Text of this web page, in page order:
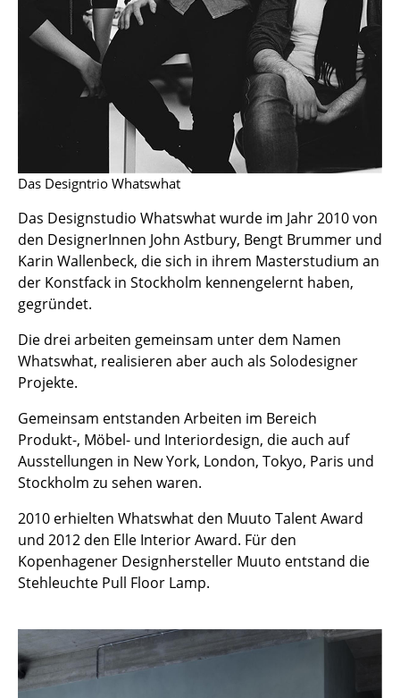
Regale & Schränke
Bücherregale
Wandregale
Sideboards & Kommoden
TV Möbel
Beistell- & Rollcontainer
Barmöbel
Garderoben
Kleinaufbewahrung
Einzelteile
... alle Aufbewahrungsmöbel
Licht
Hängeleuchten & Deckenleuchten
Schreibtischleuchten
Stehleuchten & Leseleuchten
Wandleuchten
Outdoor-Leuchten
Das Designtrio Whatswhat
Das Designstudio Whatswhat wurde im Jahr 2010 von
den DesignerInnen John Astbury, Bengt Brummer und
Karin Wallenbeck, die sich in ihrem Masterstudium an
der Konstfack in Stockholm kennengelernt haben,
gegründet.
Die drei arbeiten gemeinsam unter dem Namen
Whatswhat, realisieren aber auch als Solodesigner
Projekte.
Gemeinsam entstanden Arbeiten im Bereich
Produkt-, Möbel- und Interiordesign, die auch auf
Ausstellungen in New York, London, Tokyo, Paris und
Stockholm zu sehen waren.
2010 erhielten Whatswhat den Muuto Talent Award
und 2012 den Elle Interior Award. Für den
Kopenhagener Designhersteller Muuto entstand die
Stehleuchte Pull Floor Lamp.